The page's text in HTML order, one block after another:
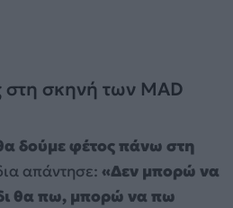
στη σκηνή των MAD
δούμε φέτος πάνω στη
απάντησε: «Δεν μπορώ να
θα πω, μπορώ να πω